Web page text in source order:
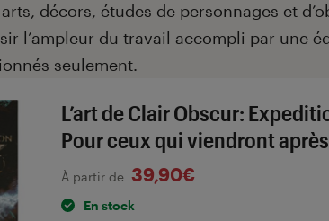
décors, études de personnages et
l’ampleur du travail accompli par une
seulement.
L’art de Clair Obscur:
Pour ceux qui viendront
À partir de 39,90€
En stock